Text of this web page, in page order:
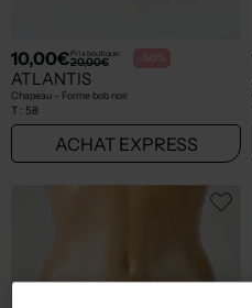
10,00€Prix boutique :
20,00€ -50%
ATLANTIS
Chapeau - Forme bob noir
T : 58
ACHAT EXPRESS